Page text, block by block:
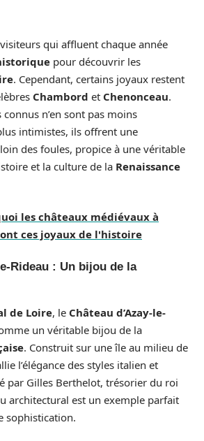
qui affluent chaque année
pour découvrir les
. Cependant, certains joyaux restent
Chambord et Chenonceau.
n’en sont pas moins
intimistes, ils offrent une
des foules, propice à une véritable
et la culture de la Renaissance
les châteaux médiévaux à
ces joyaux de l'histoire
Rideau : Un bijou de la
de Loire, le Château d’Azay-le-
un véritable bijou de la
. Construit sur une île au milieu de
l’élégance des styles italien et
par Gilles Berthelot, trésorier du roi
architectural est un exemple parfait
sophistication.